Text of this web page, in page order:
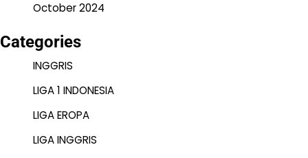
October 2024
Categories
INGGRIS
LIGA 1 INDONESIA
LIGA EROPA
LIGA INGGRIS